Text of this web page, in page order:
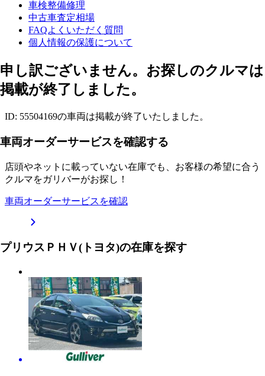
車検整備修理
中古車査定相場
FAQよくいただく質問
個人情報の保護について
申し訳ございません。お探しのクルマは
掲載が終了しました。
ID: 55504169の車両は掲載が終了いたしました。
車両オーダーサービスを確認する
店頭やネットに載っていない在庫でも、お客様の希望に合う
クルマをガリバーがお探し！
車両オーダーサービスを確認
プリウスＰＨＶ(トヨタ)の在庫を探す